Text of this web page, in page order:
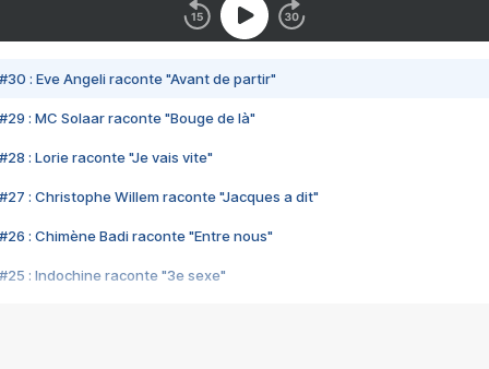
#30 : Eve Angeli raconte "Avant de partir"
#29 : MC Solaar raconte "Bouge de là"
#28 : Lorie raconte "Je vais vite"
#27 : Christophe Willem raconte "Jacques a dit"
#26 : Chimène Badi raconte "Entre nous"
#25 : Indochine raconte "3e sexe"